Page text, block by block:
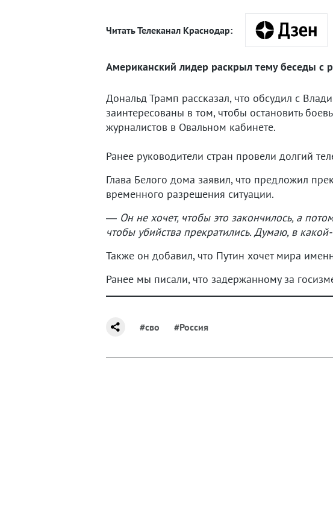
Читать Телеканал Краснодар:
Американский лидер раскрыл тему беседы с
Дональд Трамп рассказал, что обсудил с
заинтересованы в том, чтобы остановить
журналистов в Овальном кабинете.
Ранее руководители стран провели долгий
Глава Белого дома заявил, что предложил
временного разрешения ситуации.
— Он не хочет, чтобы это закончилось, а
чтобы убийства прекратились. Думаю, в
Также он добавил, что Путин хочет мира
Ранее мы писали, что задержанному за
#сво #Россия